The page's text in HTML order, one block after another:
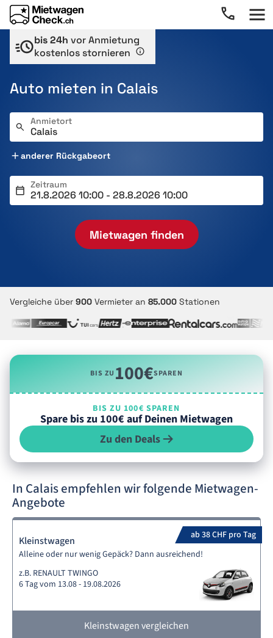
bis 24h vor Anmietung
kostenlos stornieren
Auto mieten in Calais
Anmietort
anderer Rückgabeort
Zeitraum
Mietwagen finden
Vergleiche über 900 Vermieter an 85.000 Stationen
BIS ZU100€SPAREN
BIS ZU 100€ SPAREN
Spare bis zu 100€ auf Deinen Mietwagen
Zu den Deals
In Calais empfehlen wir folgende Mietwagen-
Angebote
ab 38 CHF pro Tag
Kleinstwagen
Alleine oder nur wenig Gepäck? Dann ausreichend!
z.B. RENAULT TWINGO
6 Tag vom 13.08 - 19.08.2026
Kleinstwagen vergleichen